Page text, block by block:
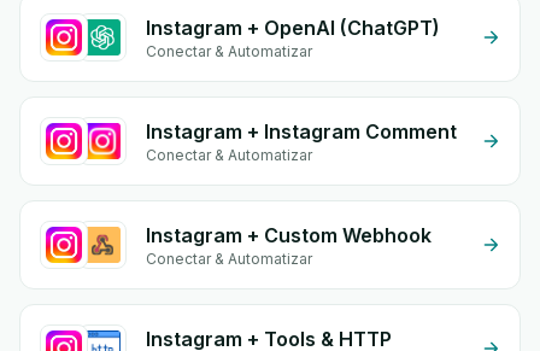
Instagram + OpenAI (ChatGPT)
Conectar & Automatizar
Instagram + Instagram Comment
Conectar & Automatizar
Instagram + Custom Webhook
Conectar & Automatizar
Instagram + Tools & HTTP